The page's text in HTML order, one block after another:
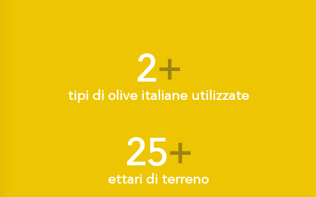
2+
tipi di olive italiane utilizzate
25+
ettari di terreno